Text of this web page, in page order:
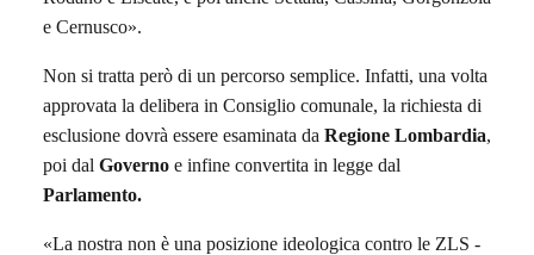
e Cernusco».
Non si tratta però di un percorso semplice. Infatti, una volta
approvata la delibera in Consiglio comunale, la richiesta di
esclusione dovrà essere esaminata da Regione Lombardia,
poi dal Governo e infine convertita in legge dal
Parlamento.
«La nostra non è una posizione ideologica contro le ZLS -